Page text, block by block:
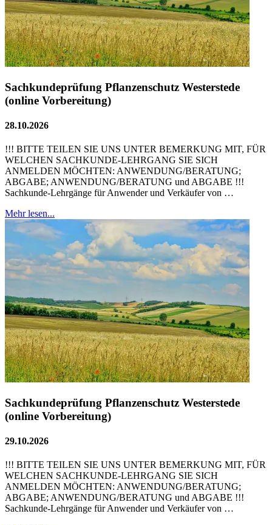
Sachkundeprüfung Pflanzenschutz Westerstede
(online Vorbereitung)
28.10.2026
!!! BITTE TEILEN SIE UNS UNTER BEMERKUNG MIT, FÜR
WELCHEN SACHKUNDE-LEHRGANG SIE SICH
ANMELDEN MÖCHTEN: ANWENDUNG/BERATUNG;
ABGABE; ANWENDUNG/BERATUNG und ABGABE !!!
Sachkunde-Lehrgänge für Anwender und Verkäufer von …
Mehr lesen...
Sachkundeprüfung Pflanzenschutz Westerstede
(online Vorbereitung)
29.10.2026
!!! BITTE TEILEN SIE UNS UNTER BEMERKUNG MIT, FÜR
WELCHEN SACHKUNDE-LEHRGANG SIE SICH
ANMELDEN MÖCHTEN: ANWENDUNG/BERATUNG;
ABGABE; ANWENDUNG/BERATUNG und ABGABE !!!
Sachkunde-Lehrgänge für Anwender und Verkäufer von …